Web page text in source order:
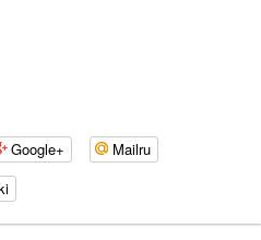
Google+
Mailru